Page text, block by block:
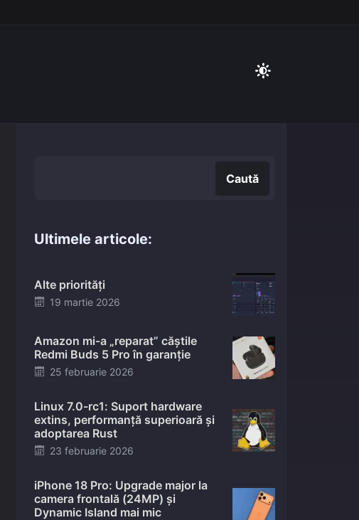
Caută
Ultimele articole:
Alte priorități
Posted
19 martie 2026
Amazon mi-a „reparat” căștile
Redmi Buds 5 Pro în garanție
Posted
25 februarie 2026
Linux 7.0-rc1: Suport hardware
extins, performanță superioară și
adoptarea Rust
Posted
23 februarie 2026
iPhone 18 Pro: Upgrade major la
camera frontală (24MP) și
Dynamic Island mai mic